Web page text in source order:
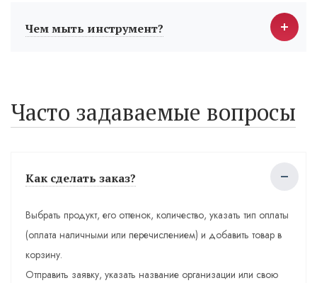
Чем мыть инструмент?
Часто задаваемые вопросы
Как сделать заказ?
Выбрать продукт, его оттенок, количество, указать тип оплаты
(оплата наличными или перечислением) и добавить товар в
корзину.
Отправить заявку, указать название организации или свою